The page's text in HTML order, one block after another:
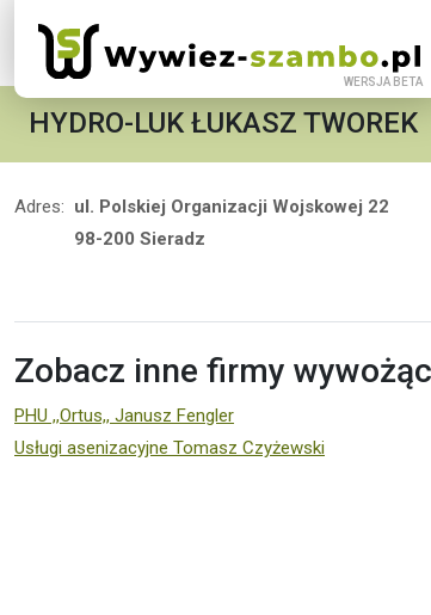
HYDRO-LUK ŁUKASZ TWOREK
Adres: ul. Polskiej Organizacji Wojskowej 22
98-200 Sieradz
Zobacz inne firmy
PHU ,,Ortus,, Janusz Fengler
Usługi asenizacyjne Tomasz Czyżewski